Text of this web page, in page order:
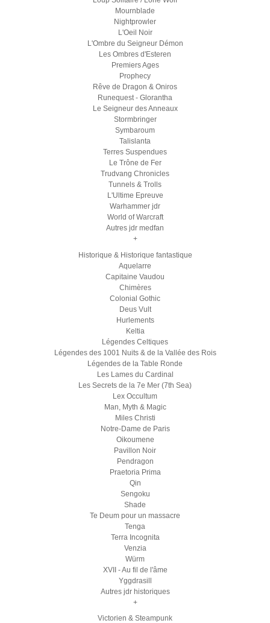
Mournblade
Nightprowler
L'Oeil Noir
L'Ombre du Seigneur Démon
Les Ombres d'Esteren
Premiers Ages
Prophecy
Rêve de Dragon & Oniros
Runequest - Glorantha
Le Seigneur des Anneaux
Stormbringer
Symbaroum
Talislanta
Terres Suspendues
Le Trône de Fer
Trudvang Chronicles
Tunnels & Trolls
L'Ultime Epreuve
Warhammer jdr
World of Warcraft
Autres jdr medfan
+
Historique & Historique fantastique
Aquelarre
Capitaine Vaudou
Chimères
Colonial Gothic
Deus Vult
Hurlements
Keltia
Légendes Celtiques
Légendes des 1001 Nuits & de la Vallée des Rois
Légendes de la Table Ronde
Les Lames du Cardinal
Les Secrets de la 7e Mer (7th Sea)
Lex Occultum
Man, Myth & Magic
Miles Christi
Notre-Dame de Paris
Oikoumene
Pavillon Noir
Pendragon
Praetoria Prima
Qin
Sengoku
Shade
Te Deum pour un massacre
Tenga
Terra Incognita
Venzia
Würm
XVII - Au fil de l'âme
Yggdrasill
Autres jdr historiques
+
Victorien & Steampunk